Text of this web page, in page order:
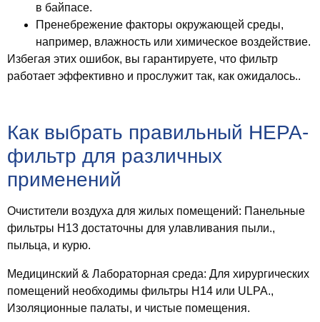
в байпасе.
Пренебрежение факторы окружающей среды,
например, влажность или химическое воздействие.
Избегая этих ошибок, вы гарантируете, что фильтр
работает эффективно и прослужит так, как ожидалось..
Как выбрать правильный HEPA-
фильтр для различных
применений
Очистители воздуха для жилых помещений: Панельные
фильтры H13 достаточны для улавливания пыли.,
пыльца, и курю.
Медицинский & Лабораторная среда: Для хирургических
помещений необходимы фильтры H14 или ULPA.,
Изоляционные палаты, и чистые помещения.